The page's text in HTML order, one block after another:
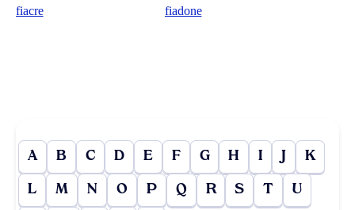
fiacre
fiadone
A B C D E F G H I J K
L M N O P Q R S T U